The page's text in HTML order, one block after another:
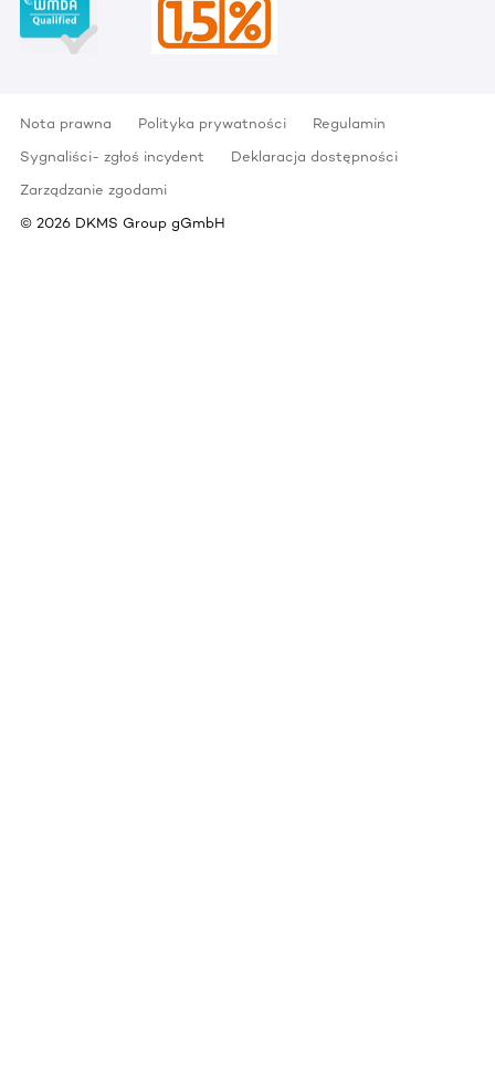
Nota prawna Polityka prywatności
Regulamin
Sygnaliści- zgłoś incydent
Deklaracja dostępności
Zarządzanie zgodami
© 2026 DKMS Group gGmbH